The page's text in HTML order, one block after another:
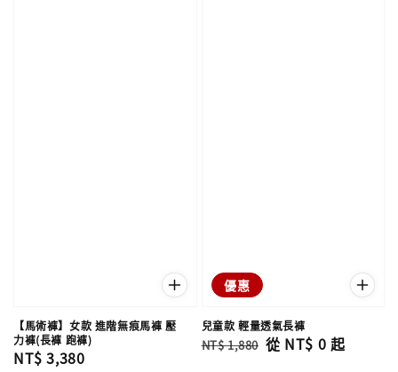
【馬術褲】女款 進階無痕馬褲 壓
力褲(長褲 跑褲)
Regular
NT$ 3,380
優惠
兒童款 輕量透氣長褲
Regular
NT$ 1,880 Sale
從 NT$ 0 起